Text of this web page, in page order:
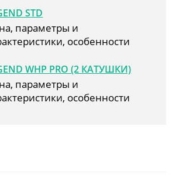
STD
параметры и
особенности
WHP PRO (2 КАТУШКИ)
параметры и
особенности